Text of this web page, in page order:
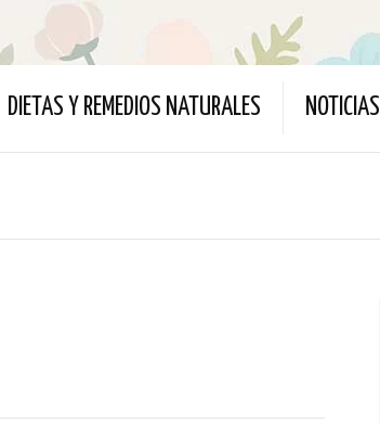
DIETAS Y REMEDIOS NATURALES NOTICIAS